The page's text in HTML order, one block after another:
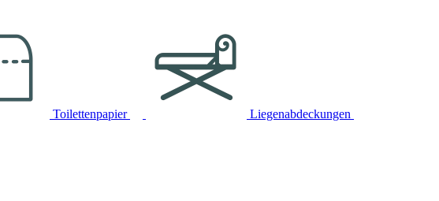
Toilettenpapier Liegenabdeckungen